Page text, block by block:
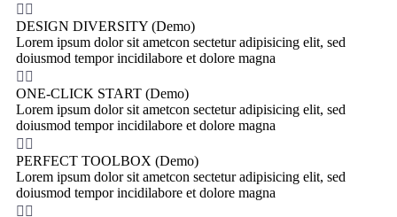
 
DESIGN DIVERSITY (Demo)
Lorem ipsum dolor sit ametcon sectetur adipisicing elit, sed
doiusmod tempor incidilabore et dolore magna
 
ONE-CLICK START (Demo)
Lorem ipsum dolor sit ametcon sectetur adipisicing elit, sed
doiusmod tempor incidilabore et dolore magna
 
PERFECT TOOLBOX (Demo)
Lorem ipsum dolor sit ametcon sectetur adipisicing elit, sed
doiusmod tempor incidilabore et dolore magna
 